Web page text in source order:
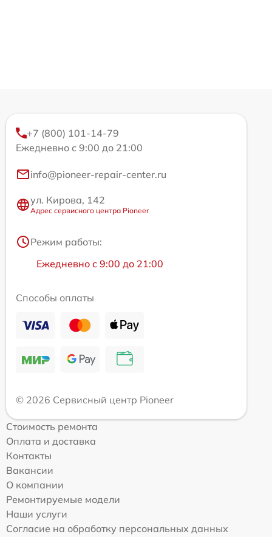
+7 (800) 101-14-79
Ежедневно с 9:00 до 21:00
info@pioneer-repair-center.ru
ул. Кирова, 142
Адрес сервисного центра Pioneer
Режим работы:
Ежедневно с 9:00 до 21:00
Способы оплаты
© 2026 Сервисный центр Pioneer
Стоимость ремонта
Оплата и доставка
Контакты
Вакансии
О компании
Ремонтируемые модели
Наши услуги
Согласие на обработку персональных данных